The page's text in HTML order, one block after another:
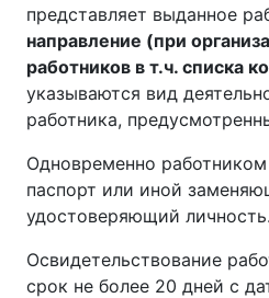
представляет выданное
направление (при
работников в т.ч. списка
указываются вид
работника,
Одновременно работником
паспорт или иной
удостоверяющий личность.
Освидетельствование
срок не более 20 дней с